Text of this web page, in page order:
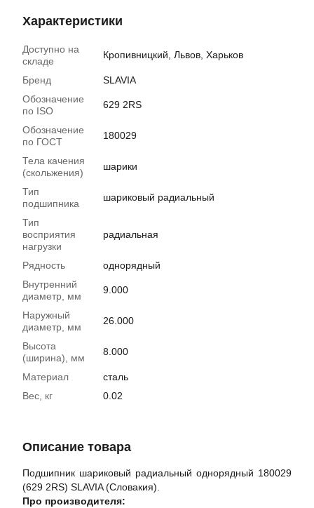
Характеристики
Доступно на
складе
Кропивницкий, Львов, Харьков
Бренд
SLAVIA
Обозначение
по ISO
629 2RS
Обозначение
по ГОСТ
180029
Тела качения
(скольжения)
шарики
Тип
подшипника
шариковый радиальный
Тип
восприятия
нагрузки
радиальная
Рядность
однорядный
Внутренний
диаметр, мм
9.000
Наружный
диаметр, мм
26.000
Высота
(ширина), мм
8.000
Материал
сталь
Вес, кг
0.02
Описание товара
Подшипник шариковый радиальный однорядный 180029
(629 2RS) SLAVIA (Словакия).
Про производителя: